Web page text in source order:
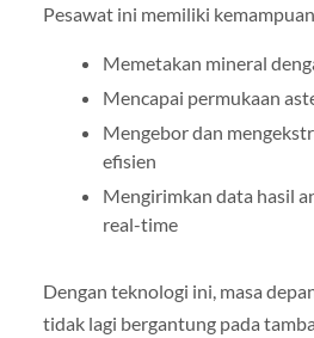
Pesawat ini memiliki
Memetakan mineral
Mencapai permukaan
Mengebor dan
efisien
Mengirimkan data hasil
real-time
Dengan teknologi ini, masa
tidak lagi bergantung pada